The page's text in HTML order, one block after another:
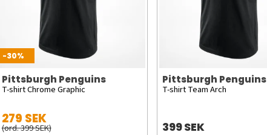
-30%
Pittsburgh Penguins
T-shirt Chrome Graphic
279 SEK
(ord. 399 SEK)
Pittsburgh Penguins
T-shirt Team Arch
399 SEK